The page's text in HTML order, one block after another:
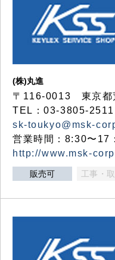
(株)丸進
〒116-0013 東京都
TEL：03-3805-
sk-toukyo@msk-
営業時間：8:30〜17
http://www.msk-
販売可 工事・